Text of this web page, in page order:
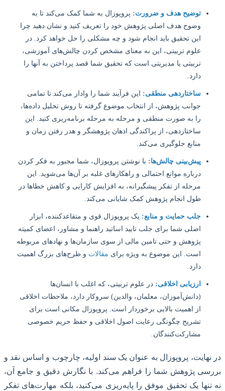
توضیح هدف و ضرورت: پروپوزال به شما کمک می‌کند تا به
وضوح هدف اصلی پژوهش خود را تعریف کنید و نشان دهید چرا
این تحقیق باید انجام شود و چه مشکلی را حل خواهد کرد. در
علوم تربیتی، این به معنای مشخص کردن چالش‌های آموزشی،
تربیتی یا مدیریتی است که تحقیق شما قصد پرداختن به آنها را
ساختاردهی منطقی:این فرآیند شما را وادار می‌کند تا تمامی
جوانب پژوهش، از انتخاب موضوع گرفته تا روش تحلیل داده‌ها،
را به صورت منطقی و مرحله به مرحله برنامه‌ریزی کنید. این
ساختاردهی، از پراکندگی اذهان پژوهشگر و هدر رفتن زمان و
منابع جلوگیری می‌کند.
پیش‌بینی چالش‌ها:با نوشتن پروپوزال، شما مجبور به فکر کردن
درباره موانع احتمالی و راهکارهای غلبه بر آن‌ها می‌شوید. این
مرحله از تفکر پیشگیرانه، به افزایش کارایی و کاهش خطاها در
طول انجام پژوهش کمک شایانی می‌کند.
جلب حمایت و منابع: یک پروپوزال قوی و متقاعدکننده، ابزار
اصلی شما برای جلب تایید اساتید راهنما و مشاور، اعضای کمیته
پژوهش و حتی تامین مالی از سوی سازمان‌ها و نهادهای مربوطه
است. این موضوع به ویژه برای مقالاتو طرح‌های بزرگ اهمیت
ارزیابی اخلاقی:در علوم تربیتی، که اغلب با انسان‌ها
(دانش‌آموزان، معلمان، والدین) سروکار دارد، ملاحظات اخلاقی
از اهمیت بالایی برخوردار است. پروپوزال مکانی است برای
تشریح چگونگی رعایت اصول اخلاقی و حفظ حریم خصوصی
مشارکت‌کنندگان.
پروپوزال به عنوان یک سند اولیه، چارچوب و اساس نقد و
پژوهش شما را فراهم می‌کند. با نگارش دقیق و جامع آن،
یک تحقیق موفق را پایه‌ریزی می‌کنید، بلکه مهارت‌های تفکر